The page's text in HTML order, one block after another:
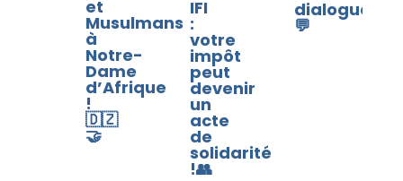
et
Musulmans
à
Notre-
Dame
d’Afrique
!
🇩🇿
🤝
IFI
:
votre
impôt
peut
devenir
un
acte
de
solidarité
!👥​
dialogue
💬​